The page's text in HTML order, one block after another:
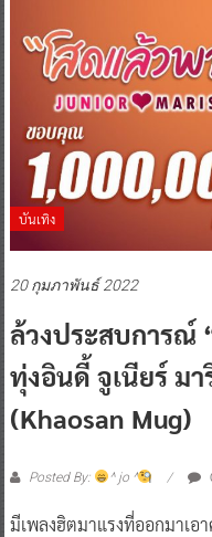
บันเทิง
20 กุมภาพันธ์ 2022
ล้วงประสบการณ์
ทุ่งอินดี้ จูเนียร์ ม
(Khaosan Mug)
Posted By: ^ jo ^
มีเพลงฮิตมาแรงที่ออกมาเอ